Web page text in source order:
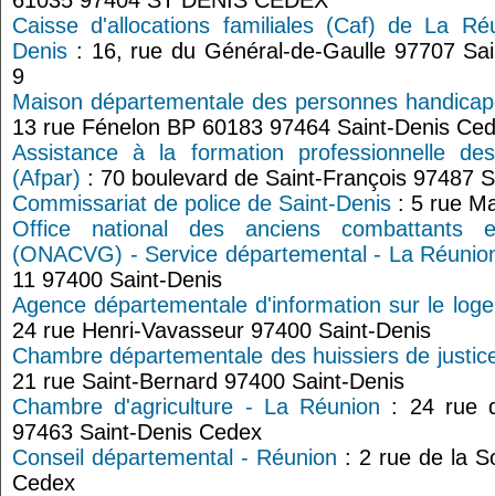
Caisse d'allocations familiales (Caf) de La
Denis : 16, rue du Général-de-Gaulle 97707
9
Maison départementale des personnes
13 rue Fénelon BP 60183 97464 Saint-Denis
Assistance à la formation professionnelle
(Afpar) : 70 boulevard de Saint-François 97487
Commissariat de police de Saint-Denis : 5 rue
Office national des anciens combattants
(ONACVG) - Service départemental - La
11 97400 Saint-Denis
Agence départementale d'information sur le
24 rue Henri-Vavasseur 97400 Saint-Denis
Chambre départementale des huissiers de
21 rue Saint-Bernard 97400 Saint-Denis
Chambre d'agriculture - La Réunion : 24 rue
97463 Saint-Denis Cedex
Conseil départemental - Réunion : 2 rue de la
Cedex